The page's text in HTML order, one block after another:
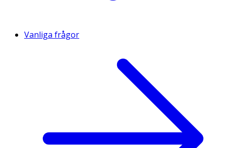
Vanliga frågor